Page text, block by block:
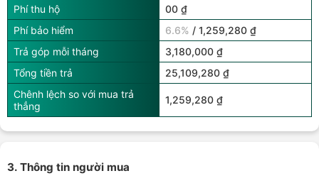
Phí thu hộ
00 ₫
Phí bảo hiểm
6.6% / 1,259,280 ₫
Trả góp mỗi tháng
3,180,000 ₫
Tổng tiền trả
25,109,280 ₫
Chênh lệch so với mua trả
thẳng
1,259,280 ₫
3. Thông tin người mua